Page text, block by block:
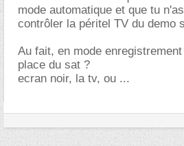
mode automatique et que tu
contrôler la péritel TV du demo
Au fait, en mode
place du sat ?
ecran noir, la tv, ou ...